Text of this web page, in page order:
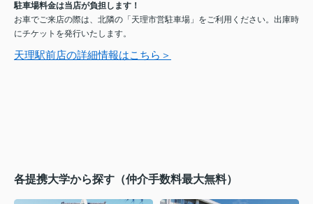
駐車場料金は当店が負担します！
お車でご来店の際は、北隣の「天理市営駐車場」をご利用ください。出庫時
にチケットを発行いたします。
天理駅前店の詳細情報はこちら＞
各提携大学から探す（仲介手数料最大無料）